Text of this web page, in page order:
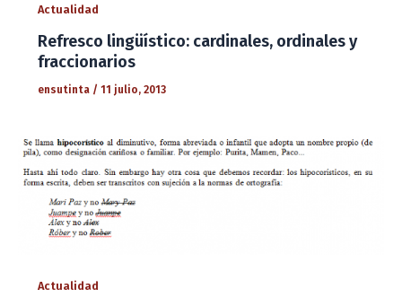
Actualidad
Refresco lingüístico: cardinales, ordinales y
fraccionarios
ensutinta / 11 julio, 2013
Actualidad